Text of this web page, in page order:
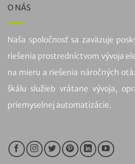
O NÁS
Naša spoločnosť sa zaväzuje
riešenia prostredníctvom vývoja
na mieru a riešenia náročných
škálu služieb vrátane vývoja,
priemyselnej automatizácie.